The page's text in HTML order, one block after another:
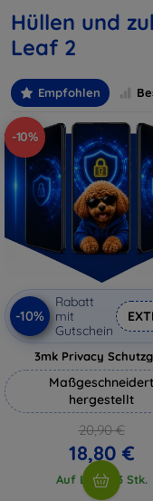
Hüllen und
Leaf 2
Empfohlen
-10%
-10%
Rabatt
mit
Gutschein
3mk Privacy
Maßgeschneidert
hergestellt
20,90 €
18,80 €
Auf Lager 3 Stk.